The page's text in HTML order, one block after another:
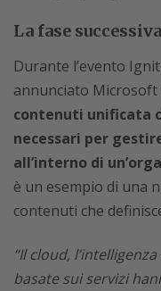
La fase
Durante l’evento
annunciato Microsoft
contenuti unificata
necessari per
all’interno di
è un esempio di una
contenuti che
“Il cloud,
basate sui servizi